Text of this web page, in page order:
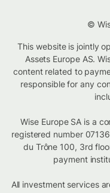
©
This website is jointly
Assets Europe AS.
content related to
responsible for any
Wise Europe SA is a
registered number
du Trône 100, 3rd
payment
All investment services